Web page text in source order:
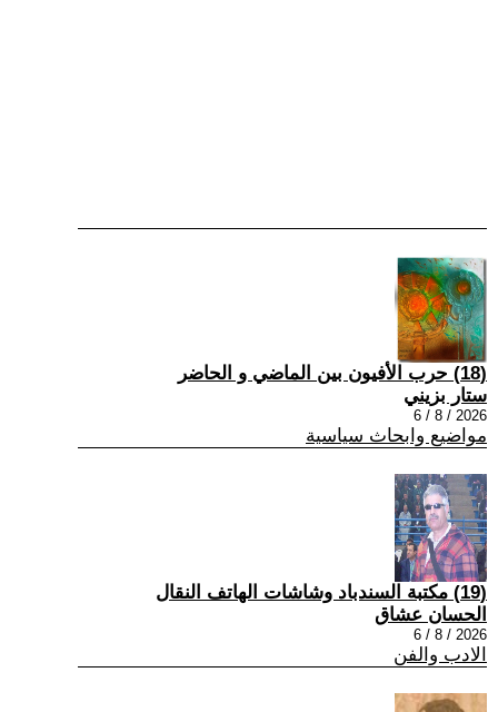
(18) حرب الأفيون بين الماضي و الحاضر
ستار بزيني
2026 / 8 / 6
مواضيع وابحاث سياسية
(19) مكتبة السندباد وشاشات الهاتف النقال
الحسان عشاق
2026 / 8 / 6
الادب والفن